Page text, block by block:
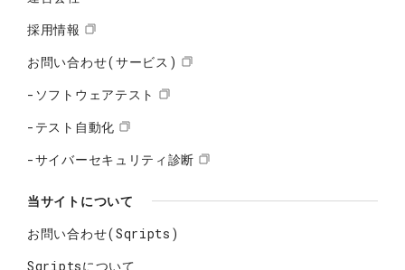
採用情報
お問い合わせ(サービス)
-ソフトウェアテスト
-テスト自動化
-サイバーセキュリティ診断
当サイトについて
お問い合わせ(Sqripts)
Sqriptsについて